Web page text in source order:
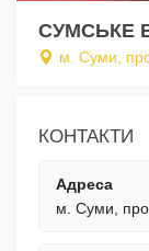
СУМСЬКЕ
м. Суми,
КОНТАКТИ
Адреса
м. Суми,